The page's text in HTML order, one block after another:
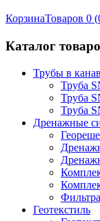
КорзинаТоваров 0 (
Каталог
Трубы в
Труба
Труба
Труба
Дренажные
Геотекстиль